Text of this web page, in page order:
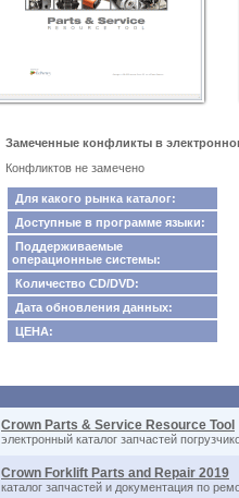
Замеченные конфликты в
Конфликтов не замечено
Для какого рынка каталог:
Доступные в программе языки:
Поддерживаемые
операционные системы:
Количество CD/DVD:
Дата обновления данных:
ЦЕНА:
Crown Parts & Service Resource Tool
электронный каталог запчастей
Crown Forklift Parts and Repair 2019
каталог запчастей и документация по